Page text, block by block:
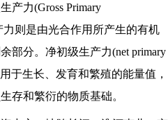
产力(Gross Primary
力则是由光合作用所产生的有机
部分。净初级生产力(net primary
于生长、发育和繁殖的能量值，
存和繁衍的物质基础。